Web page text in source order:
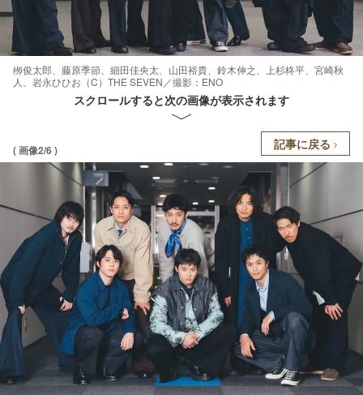
栁俊太郎、藤原季節、細田佳央太、山田裕貴、鈴木伸之、上杉柊平、宮崎秋
人、岩永ひひお（C）THE SEVEN／撮影：ENO
スクロールすると次の画像が表示されます
( 画像2/6 ) 記事に戻る